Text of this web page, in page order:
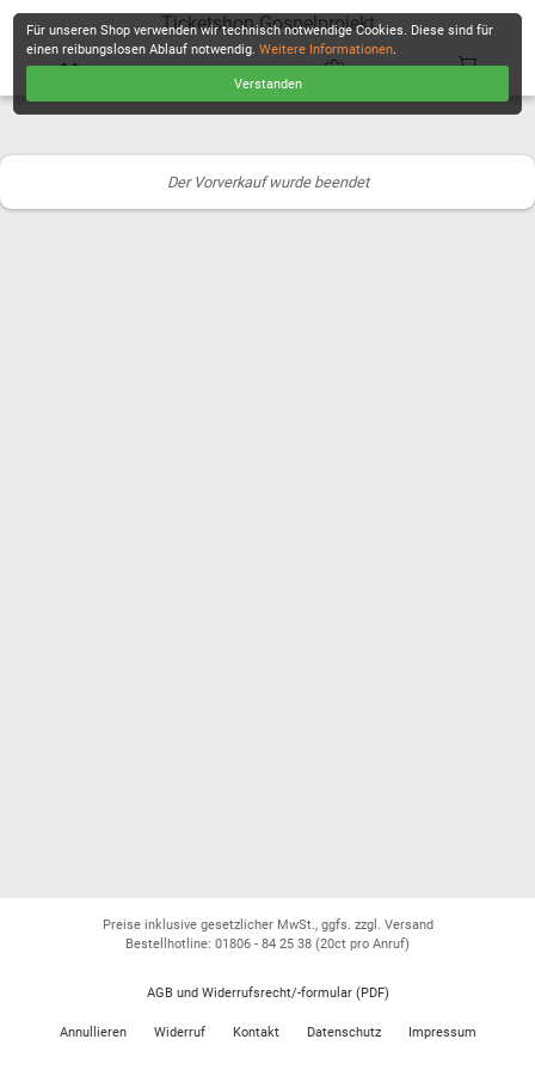
Ticketshop Gospelprojekt
Der Vorverkauf wurde beendet
Für unseren Shop verwenden wir technisch notwendige Cookies. Diese sind für
einen reibungslosen Ablauf notwendig.Weitere Informationen.
Verstanden
Preise inklusive gesetzlicher MwSt., ggfs. zzgl. Versand
Bestellhotline: 01806 - 84 25 38 (20ct pro Anruf)
AGB und Widerrufsrecht/-formular (PDF)
Annullieren Widerruf Kontakt Datenschutz Impressum